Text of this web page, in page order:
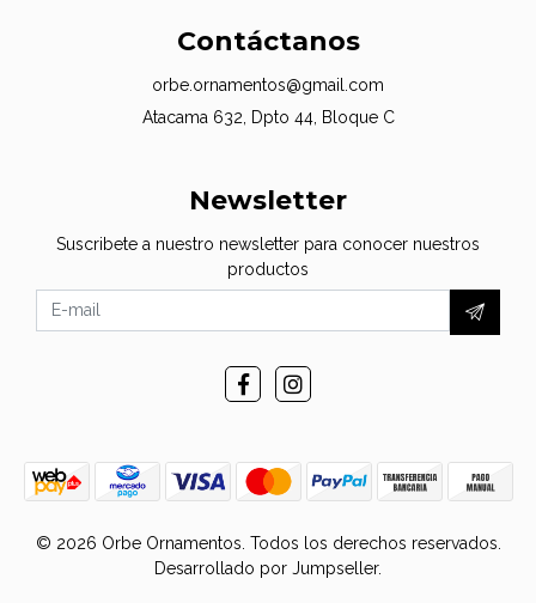
Contáctanos
orbe.ornamentos@gmail.com
Atacama 632, Dpto 44, Bloque C
Newsletter
Suscribete a nuestro newsletter para conocer nuestros
productos
© 2026 Orbe Ornamentos. Todos los derechos reservados.
Desarrollado por Jumpseller.